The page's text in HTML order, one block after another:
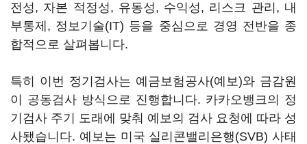
전성, 자본 적정성, 유동성, 수익성, 리스크 관리, 내
부통제, 정보기술(IT) 등을 중심으로 경영 전반을 종
합적으로 살펴봅니다.
특히 이번 정기검사는 예금보험공사(예보)와 금감원
이 공동검사 방식으로 진행합니다. 카카오뱅크의 정
기검사 주기 도래에 맞춰 예보의 검사 요청에 따라 성
사됐습니다. 예보는 미국 실리콘밸리은행(SVB) 사태